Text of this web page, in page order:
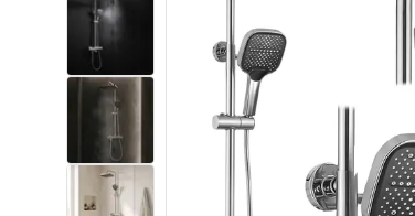
Rigole Liniare
Vase WC si Bideuri
Lavoare